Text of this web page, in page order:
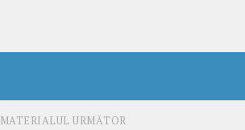
MATERIALUL URMĂTOR